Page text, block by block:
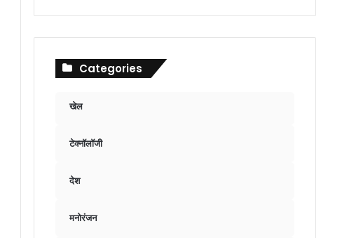
Categories
खेल
टेक्नॉलॉजी
देश
मनोरंजन